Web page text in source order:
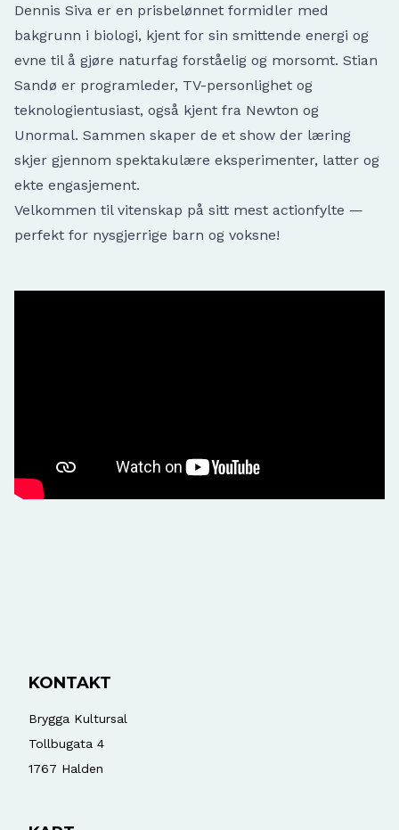
Dennis Siva er en prisbelønnet formidler med
bakgrunn i biologi, kjent for sin smittende energi og
evne til å gjøre naturfag forståelig og morsomt. Stian
Sandø er programleder, TV-personlighet og
teknologientusiast, også kjent fra Newton og
Unormal. Sammen skaper de et show der læring
skjer gjennom spektakulære eksperimenter, latter og
ekte engasjement.
Velkommen til vitenskap på sitt mest actionfylte —
perfekt for nysgjerrige barn og voksne!
KONTAKT
Brygga Kultursal
Tollbugata 4
1767 Halden